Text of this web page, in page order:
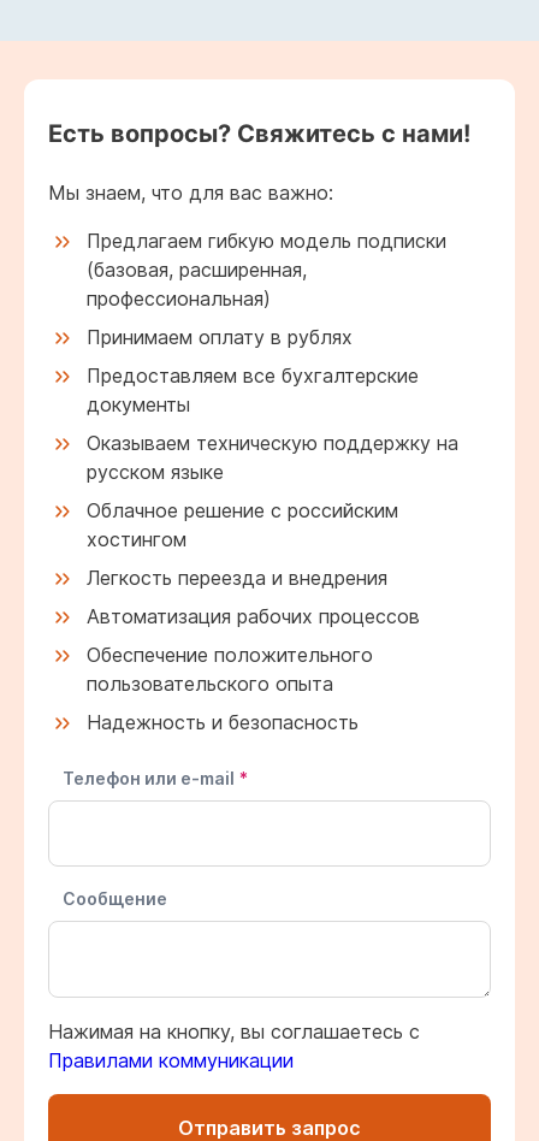
Есть вопросы? Свяжитесь с нами!
Мы знаем, что для вас важно:
Предлагаем гибкую модель подписки
(базовая, расширенная,
профессиональная)
Принимаем оплату в рублях
Предоставляем все бухгалтерские
документы
Оказываем техническую поддержку на
русском языке
Облачное решение с российским
хостингом
Легкость переезда и внедрения
Автоматизация рабочих процессов
Обеспечение положительного
пользовательского опыта
Надежность и безопасность
Телефон или e-mail *
Сообщение
Нажимая на кнопку, вы соглашаетесь с
Правилами коммуникации
Отправить запрос